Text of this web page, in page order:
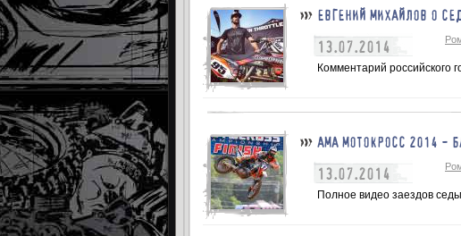
ЕВГЕНИЙ МИХАЙЛОВ О
13.07.2014
Комментарий российского
АМА МОТОКРОСС 2014 -
13.07.2014
Полное видео заездов